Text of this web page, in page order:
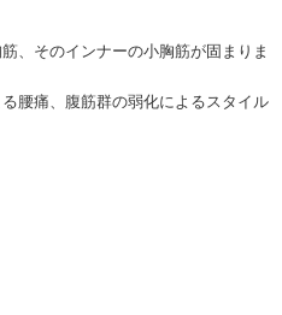
、そのインナーの小胸筋が固まりま
腰痛、腹筋群の弱化によるスタイル